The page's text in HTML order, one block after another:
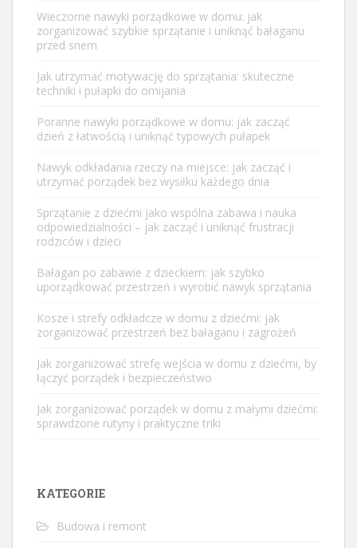
Wieczorne nawyki porządkowe w domu: jak
zorganizować szybkie sprzątanie i uniknąć bałaganu
przed snem
Jak utrzymać motywację do sprzątania: skuteczne
techniki i pułapki do omijania
Poranne nawyki porządkowe w domu: jak zacząć
dzień z łatwością i uniknąć typowych pułapek
Nawyk odkładania rzeczy na miejsce: jak zacząć i
utrzymać porządek bez wysiłku każdego dnia
Sprzątanie z dziećmi jako wspólna zabawa i nauka
odpowiedzialności – jak zacząć i uniknąć frustracji
rodziców i dzieci
Bałagan po zabawie z dzieckiem: jak szybko
uporządkować przestrzeń i wyrobić nawyk sprzątania
Kosze i strefy odkładcze w domu z dziećmi: jak
zorganizować przestrzeń bez bałaganu i zagrożeń
Jak zorganizować strefę wejścia w domu z dziećmi, by
łączyć porządek i bezpieczeństwo
Jak zorganizować porządek w domu z małymi dziećmi:
sprawdzone rutyny i praktyczne triki
KATEGORIE
Budowa i remont